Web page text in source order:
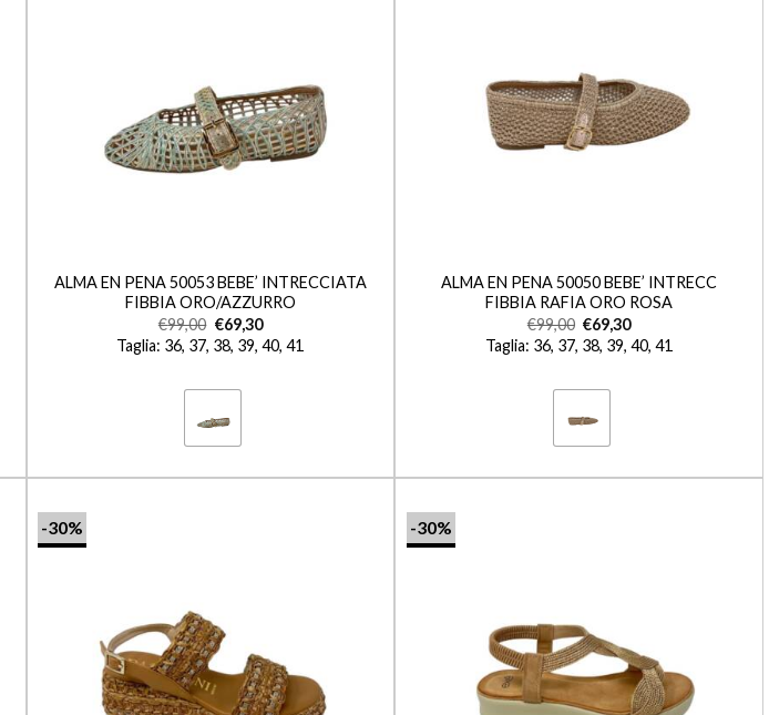
ALMA EN PENA 50053 BEBE’ INTRECCIATA
FIBBIA ORO/AZZURRO
€99,00 €69,30
Taglia: 36, 37, 38, 39, 40, 41
ALMA EN PENA 50050 BEBE’ INTRECC
FIBBIA RAFIA ORO ROSA
€99,00 €69,30
Taglia: 36, 37, 38, 39, 40, 41
-30% -30%